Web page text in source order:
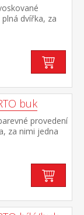
dvířka, za
s
nosnosti
součást
buk
provedení
za nimi jedna
v
PORTO